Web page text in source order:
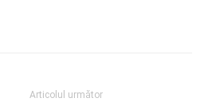
Articolul următor